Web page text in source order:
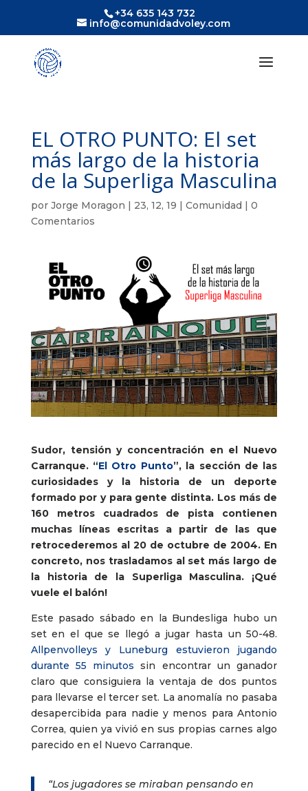
+34 635 143 732
info@comunidadvoley.com
EL OTRO PUNTO: El set
más largo de la historia
de la Superliga Masculina
por Jorge Moragon | 23, 12, 19 | Comunidad | 0
Comentarios
Sudor, tensión y concentración en el Nuevo
Carranque. “El Otro Punto”, la sección de las
curiosidades y la historia de un deporte
formado por y para gente distinta. Los más de
160 metros cuadrados de pista contienen
muchas líneas escritas a partir de las que
retrocederemos al 20 de octubre de 2004. En
concreto, nos trasladamos al set más largo de
la historia de la Superliga Masculina. ¡Qué
vuele el balón!
Este pasado sábado en la Bundesliga hubo un
set en el que se llegó a jugar hasta un 50-48.
Allpenvolleys y Luneburg estuvieron jugando
durante 55 minutos sin encontrar un ganador
claro que consiguiera la ventaja de dos puntos
para llevarse el tercer set. La anomalía no pasaba
desapercibida para nadie y menos para Antonio
Correa, quien ya vivió en sus propias carnes algo
parecido en el Nuevo Carranque.
“Los jugadores se miraban pensando en